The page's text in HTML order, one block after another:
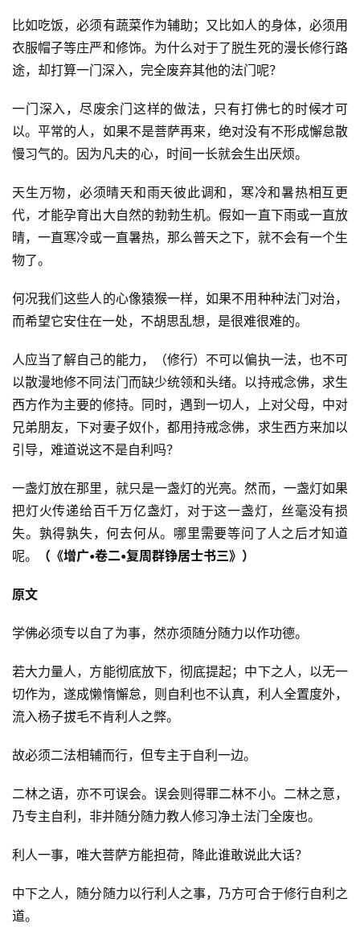
资
讯
八
僧
音
高
访
谈
比如吃饭，必须有蔬菜作为辅助；又比如人的身体，必须用
衣服帽子等庄严和修饰。为什么对于了脱生死的漫长修行路
途，却打算一门深入，完全废弃其他的法门呢？
一门深入，尽废余门这样的做法，只有打佛七的时候才可
以。平常的人，如果不是菩萨再来，绝对没有不形成懈怠散
慢习气的。因为凡夫的心，时间一长就会生出厌烦。
天生万物，必须晴天和雨天彼此调和，寒冷和暑热相互更
代，才能孕育出大自然的勃勃生机。假如一直下雨或一直放
晴，一直寒冷或一直暑热，那么普天之下，就不会有一个生
物了。
何况我们这些人的心像猿猴一样，如果不用种种法门对治，
而希望它安住在一处，不胡思乱想，是很难很难的。
人应当了解自己的能力，（修行）不可以偏执一法，也不可
以散漫地修不同法门而缺少统领和头绪。以持戒念佛，求生
西方作为主要的修持。同时，遇到一切人，上对父母，中对
兄弟朋友，下对妻子奴仆，都用持戒念佛，求生西方来加以
引导，难道说这不是自利吗？
一盏灯放在那里，就只是一盏灯的光亮。然而，一盏灯如果
把灯火传递给百千万亿盏灯，对于这一盏灯，丝毫没有损
失。孰得孰失，何去何从。哪里需要等问了人之后才知道
呢。
（《增广•卷二•复周群铮居士书三》）
原文
学佛必须专以自了为事，然亦须随分随力以作功德。
若大力量人，方能彻底放下，彻底提起；中下之人，以无一
切作为，遂成懒惰懈怠，则自利也不认真，利人全置度外，
流入杨子拔毛不肯利人之弊。
故必须二法相辅而行，但专主于自利一边。
二林之语，亦不可误会。误会则得罪二林不小。二林之意，
乃专主自利，非并随分随力教人修习净土法门全废也。
利人一事，唯大菩萨方能担荷，降此谁敢说此大话？
中下之人，随分随力以行利人之事，乃方可合于修行自利之
道。